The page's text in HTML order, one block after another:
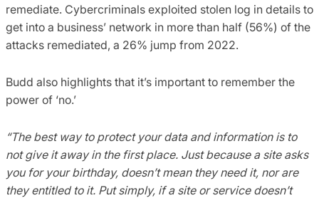
remediate. Cybercriminals exploited stolen log in details to
get into a business’ network in more than half (56%) of the
attacks remediated, a 26% jump from 2022.
Budd also highlights that it’s important to remember the
power of ‘no.’
“The best way to protect your data and information is to
not give it away in the first place. Just because a site asks
you for your birthday, doesn’t mean they need it, nor are
they entitled to it. Put simply, if a site or service doesn’t